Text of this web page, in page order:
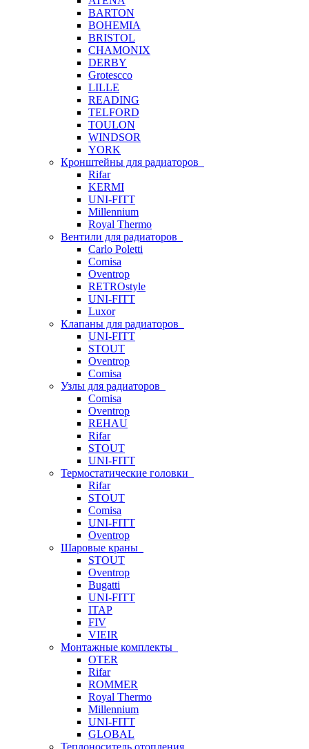
BARTON
BOHEMIA
BRISTOL
CHAMONIX
DERBY
Grotescco
LILLE
READING
TELFORD
TOULON
WINDSOR
YORK
Кронштейны для радиаторов
Rifar
KERMI
UNI-FITT
Millennium
Royal Thermo
Вентили для радиаторов
Carlo Poletti
Comisa
Oventrop
RETROstyle
UNI-FITT
Luxor
Клапаны для радиаторов
UNI-FITT
STOUT
Oventrop
Comisa
Узлы для радиаторов
Comisa
Oventrop
REHAU
Rifar
STOUT
UNI-FITT
Термостатические головки
Rifar
STOUT
Comisa
UNI-FITT
Oventrop
Шаровые краны
STOUT
Oventrop
Bugatti
UNI-FITT
ITAP
FIV
VIEIR
Монтажные комплекты
OTER
Rifar
ROMMER
Royal Thermo
Millennium
UNI-FITT
GLOBAL
Теплоноситель отопления